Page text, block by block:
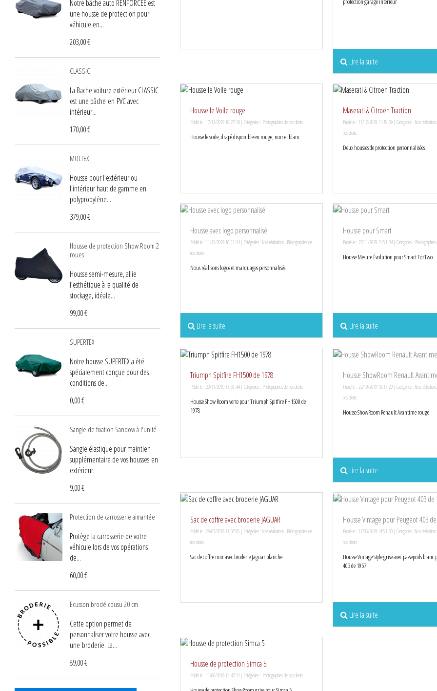
Notre bâche auto RENFORCEE est
une housse de protection pour
véhicule en...
203,00 €
CLASSIC
La Bache voiture extérieur CLASSIC
est une bâche en PVC avec
intérieur...
170,00 €
MOLTEX
Housse pour l'extérieur ou
l'intérieur haut de gamme en
polypropylène...
379,00 €
Housse de protection Show Room 2
roues
Housse semi-mesure, allie
l'esthétique à la qualité de
stockage, idéale...
99,00 €
SUPERTEX
Notre housse SUPERTEX a été
spécialement conçue pour des
conditions de...
0,00 €
Sangle de fixation Sandow à l'unité
Sangle élastique pour maintien
supplémentaire de vos housses en
extérieur.
9,00 €
Protection de carrosserie aimantée
Protège la carrosserie de votre
véhicule lors de vos opérations
de...
60,00 €
Ecusson brodé cousu 20 cm
Cette option permet de
personnaliser votre housse avec
une broderie. La...
89,00 €
Lire la suite
Housse le Voile rouge
Publié le : 17/12/2019 10:27:10 | Catégories : Photographies de nos clients
Housse le voile, drapé disponible en rouge, noir et blanc
Maserati & Citroën Traction
Publié le : 11/12/2019 11:15:09 | Catégories : Nos réalisations
nos clients
Deux housses de protection personnalisées
Housse avec logo personnalisé
Publié le : 11/12/2019 10:55:34 | Catégories : Nos réalisations, Photographies de
nos clients
Nous réalisons logos et marquages personnalisés
Lire la suite
Housse pour Smart
Publié le : 27/11/2019 15:51:34 | Catégories : Photographies
Housse Mesure Évolution pour Smart ForTwo
Lire la suite
Triumph Spitfire FH1500 de 1978
Publié le : 20/11/2019 13:35:44 | Catégories : Photographies de nos clients
Housse Show Room verte pour Triumph Spitfire FH1500 de
1978
Housse ShowRoom Renault
Publié le : 22/10/2019 10:17:20 | Catégories : Nos réalisations
nos clients
Housse ShowRoom Renault Avantime rouge
Lire la suite
Sac de coffre avec broderie JAGUAR
Publié le : 29/07/2019 11:07:05 | Catégories : Nos réalisations, Photographies de
nos clients
Sac de coffre noir avec broderie Jaguar blanche
Housse Vintage pour Peugeot 403
Publié le : 11/06/2019 14:51:00 | Catégories : Nos réalisations
nos clients
Housse Vintage Style grise avec passepoils
403 de 1957
Lire la suite
Housse de protection Simca 5
Publié le : 11/06/2019 14:47:31 | Catégories : Photographies de nos clients